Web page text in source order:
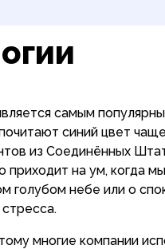
самым
синий цвет
из Соединённых
приходит на ум, когда
голубом небе или о
многие компании